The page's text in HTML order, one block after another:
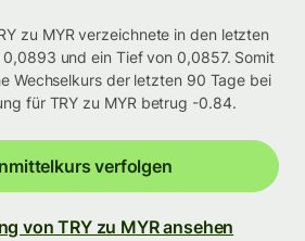
zu MYR verzeichnete in den letzten
und ein Tief von 0,0857. Somit
Wechselkurs der letzten 90 Tage bei
für TRY zu MYR betrug -0.84.
verfolgen
von TRY zu MYR ansehen